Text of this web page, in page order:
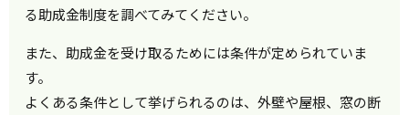
る助成金制度を調べてみてください。
また、助成金を受け取るためには条件が定められていま
す。
よくある条件として挙げられるのは、外壁や屋根、窓の断